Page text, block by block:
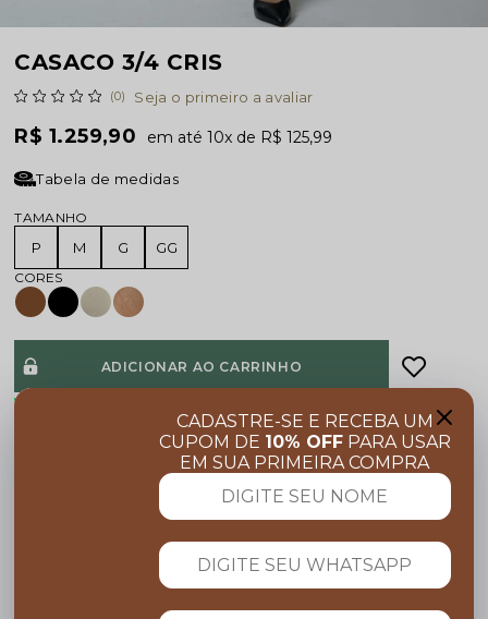
CASACO 3/4 CRIS
(0) Seja o primeiro a avaliar
R$ 1.259,90 10x R$ 125,99
Tabela de medidas
TAMANHO
P M G GG
ADICIONAR AO CARRINHO
Pedido via WhatsApp
FRETE
CADASTRE-SE E RECEBA UM
CUPOM DE 10% OFFPARA USAR
EM SUA PRIMEIRA COMPRA